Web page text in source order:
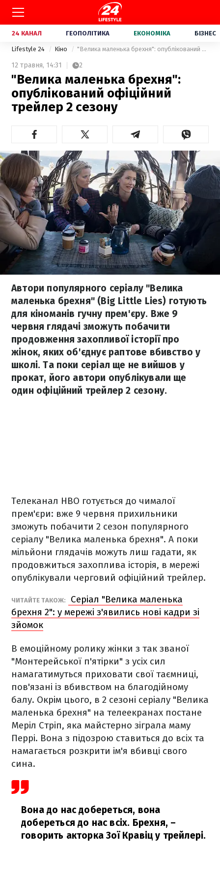
24 КАНАЛ ГЕОПОЛІТИКА ЕКОНОМІКА БІЗНЕС
Lifestyle 24 Кіно "Велика маленька брехня": опублікований офіційний трейлер 2 сезону
12 травня, 14:31 2
"Велика маленька брехня":
опублікований офіційний
трейлер 2 сезону
Автори популярного серіалу "Велика
маленька брехня" (Big Little Lies) готують
для кіноманів гучну прем'єру. Вже 9
червня глядачі зможуть побачити
продовження захопливої історії про
жінок, яких об'єднує раптове вбивство у
школі. Та поки серіал ще не вийшов у
прокат, його автори опублікували ще
один офіційний трейлер 2 сезону.
Телеканал HBO готується до чималої
прем'єри: вже 9 червня прихильники
зможуть побачити 2 сезон популярного
серіалу "Велика маленька брехня". А поки
мільйони глядачів можуть лиш гадати, як
продовжиться захоплива історія, в мережі
опублікували черговий офіційний трейлер.
ЧИТАЙТЕ ТАКОЖ:
Серіал "Велика маленька
брехня 2": у мережі з'явились нові кадри зі
зйомок
В емоційному ролику жінки з так званої
"Монтерейської п'ятірки" з усіх сил
намагатимуться приховати свої таємниці,
пов'язані із вбивством на благодійному
балу. Окрім цього, в 2 сезоні серіалу "Велика
маленька брехня" на телеекранах постане
Меріл Стріп, яка майстерно зіграла маму
Перрі. Вона з підозрою ставиться до всіх та
намагається розкрити ім'я вбивці свого
сина.
Вона до нас добереться, вона
добереться до нас всіх. Брехня, –
говорить акторка Зої Кравіц у трейлері.